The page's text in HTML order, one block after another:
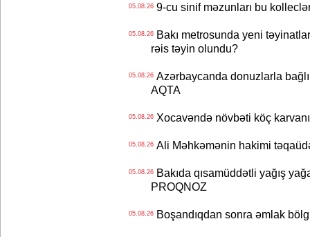
05.08.269-cu sinif məzunları bu
05.08.26Bakı metrosunda yeni
rəis təyin olundu?
05.08.26Azərbaycanda donuzlarla
AQTA
05.08.26Xocavəndə növbəti köç
05.08.26Ali Məhkəmənin hakimi
05.08.26Bakıda qısamüddətli yağış
PROQNOZ
05.08.26Boşandıqdan sonra əmlak